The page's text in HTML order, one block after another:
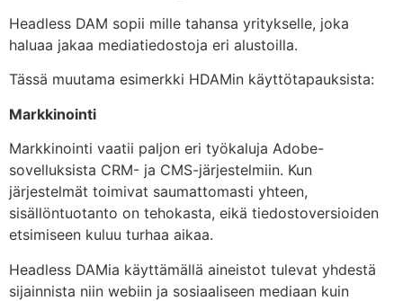
Headless DAM sopii mille tahansa yritykselle, joka
haluaa jakaa mediatiedostoja eri alustoilla.
Tässä muutama esimerkki HDAMin käyttötapauksista:
Markkinointi
Markkinointi vaatii paljon eri työkaluja Adobe-
sovelluksista CRM- ja CMS-järjestelmiin. Kun
järjestelmät toimivat saumattomasti yhteen,
sisällöntuotanto on tehokasta, eikä tiedostoversioiden
etsimiseen kuluu turhaa aikaa.
Headless DAMia käyttämällä aineistot tulevat yhdestä
sijainnista niin webiin ja sosiaaliseen mediaan kuin